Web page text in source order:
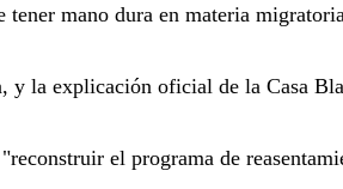
tener mano dura en materia
y la explicación oficial de la Casa
el programa de